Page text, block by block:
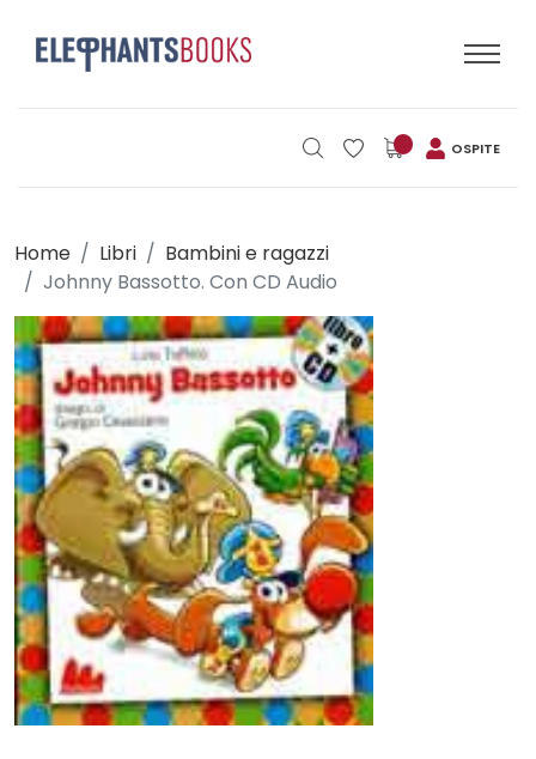
OSPITE
Home Libri
Bambini e ragazzi
Johnny Bassotto. Con CD Audio